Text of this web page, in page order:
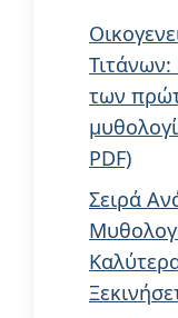
των
PDF)
Σειρά